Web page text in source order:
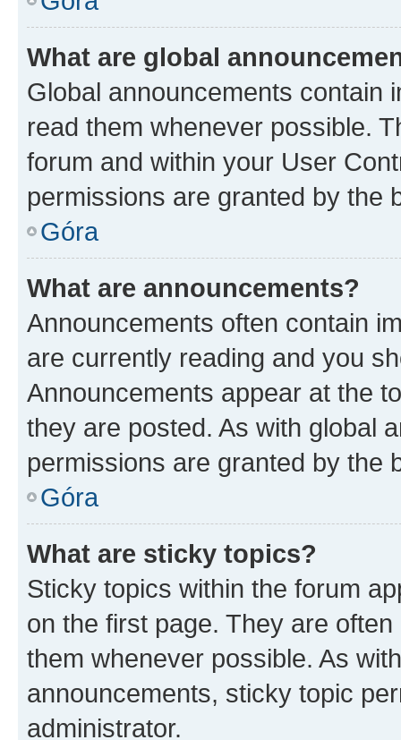
What are global
Global announcements contain
read them whenever possible.
forum and within your User
permissions are granted by the
Góra
What are announcements?
Announcements often contain
are currently reading and you
Announcements appear at the
they are posted. As with global
permissions are granted by the
Góra
What are sticky topics?
Sticky topics within the forum
on the first page. They are
them whenever possible. As
announcements, sticky topic
administrator.